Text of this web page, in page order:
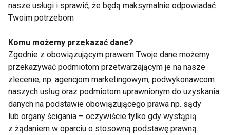
Dieta proteinowa
Dieta proteinowa
Nie potrafię schudnąć.
Przepisy specjalnie
dla Polaków
nasze usługi i sprawić, że będą maksymalnie odpowiadać
Twoim potrzebom
Komu możemy przekazać dane?
Zgodnie z obowiązującym prawem Twoje dane możemy
przekazywać podmiotom przetwarzającym je na nasze
zlecenie, np. agencjom marketingowym, podwykonawcom
naszych usług oraz podmiotom uprawnionym do uzyskania
danych na podstawie obowiązującego prawa np. sądy
lub organy ścigania – oczywiście tylko gdy wystąpią
z żądaniem w oparciu o stosowną podstawę prawną.